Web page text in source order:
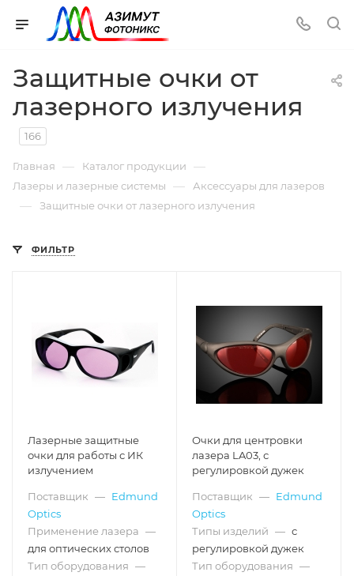
Защитные очки от
лазерного излучения
166
Главная — Каталог продукции —
Лазеры и лазерные системы — Аксессуары для лазеров
— Защитные очки от лазерного излучения
ФИЛЬТР
Лазерные защитные
очки для работы с ИК
излучением
Поставщик — Edmund
Optics
Применение лазера —
для оптических столов
Тип оборудования —
Очки для центровки
лазера LA03, с
регулировкой дужек
Поставщик — Edmund
Optics
Типы изделий — с
регулировкой дужек
Тип оборудования —